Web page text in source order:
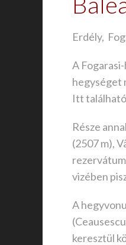
Erdély,
A
hegységet
Itt található
Része
(2507 m),
vizében
A
keresztül